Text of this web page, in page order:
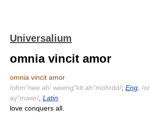
Universalium
omnia vincit amor
omnia vincit amor
/ohm"nee ah' weeng"kit ah"mohrdd/; Eng /
ay"mawr/ Latin
love conquers all.